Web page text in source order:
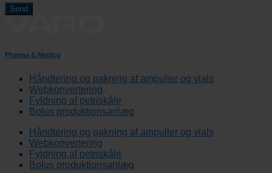
Pharma & Medico
Håndtering og pakning af ampuller og vials
Webkonvertering
Fyldning af petriskåle
Bolus produktionsanlæg
Håndtering og pakning af ampuller og vials
Webkonvertering
Fyldning af petriskåle
Bolus produktionsanlæg